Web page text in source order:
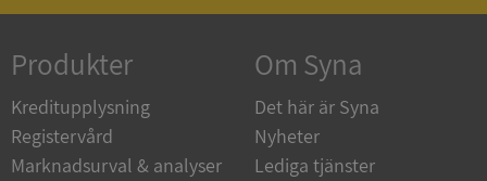
Produkter
Kreditupplysning
Registervård
Marknadsurval & analyser
Om Syna
Det här är Syna
Nyheter
Lediga tjänster
.syna.se